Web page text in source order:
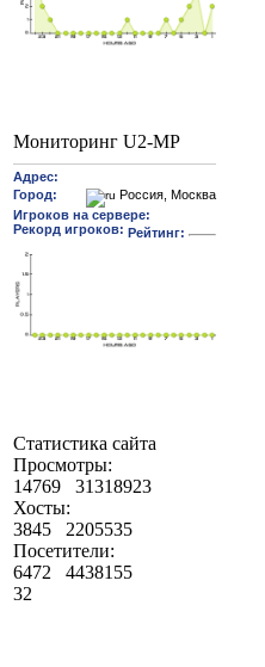
Мониторинг U2-MP
Статистика сайта
Просмотры:
14769
31318923
Хосты:
3845
2205535
Посетители:
6472
4438155
32